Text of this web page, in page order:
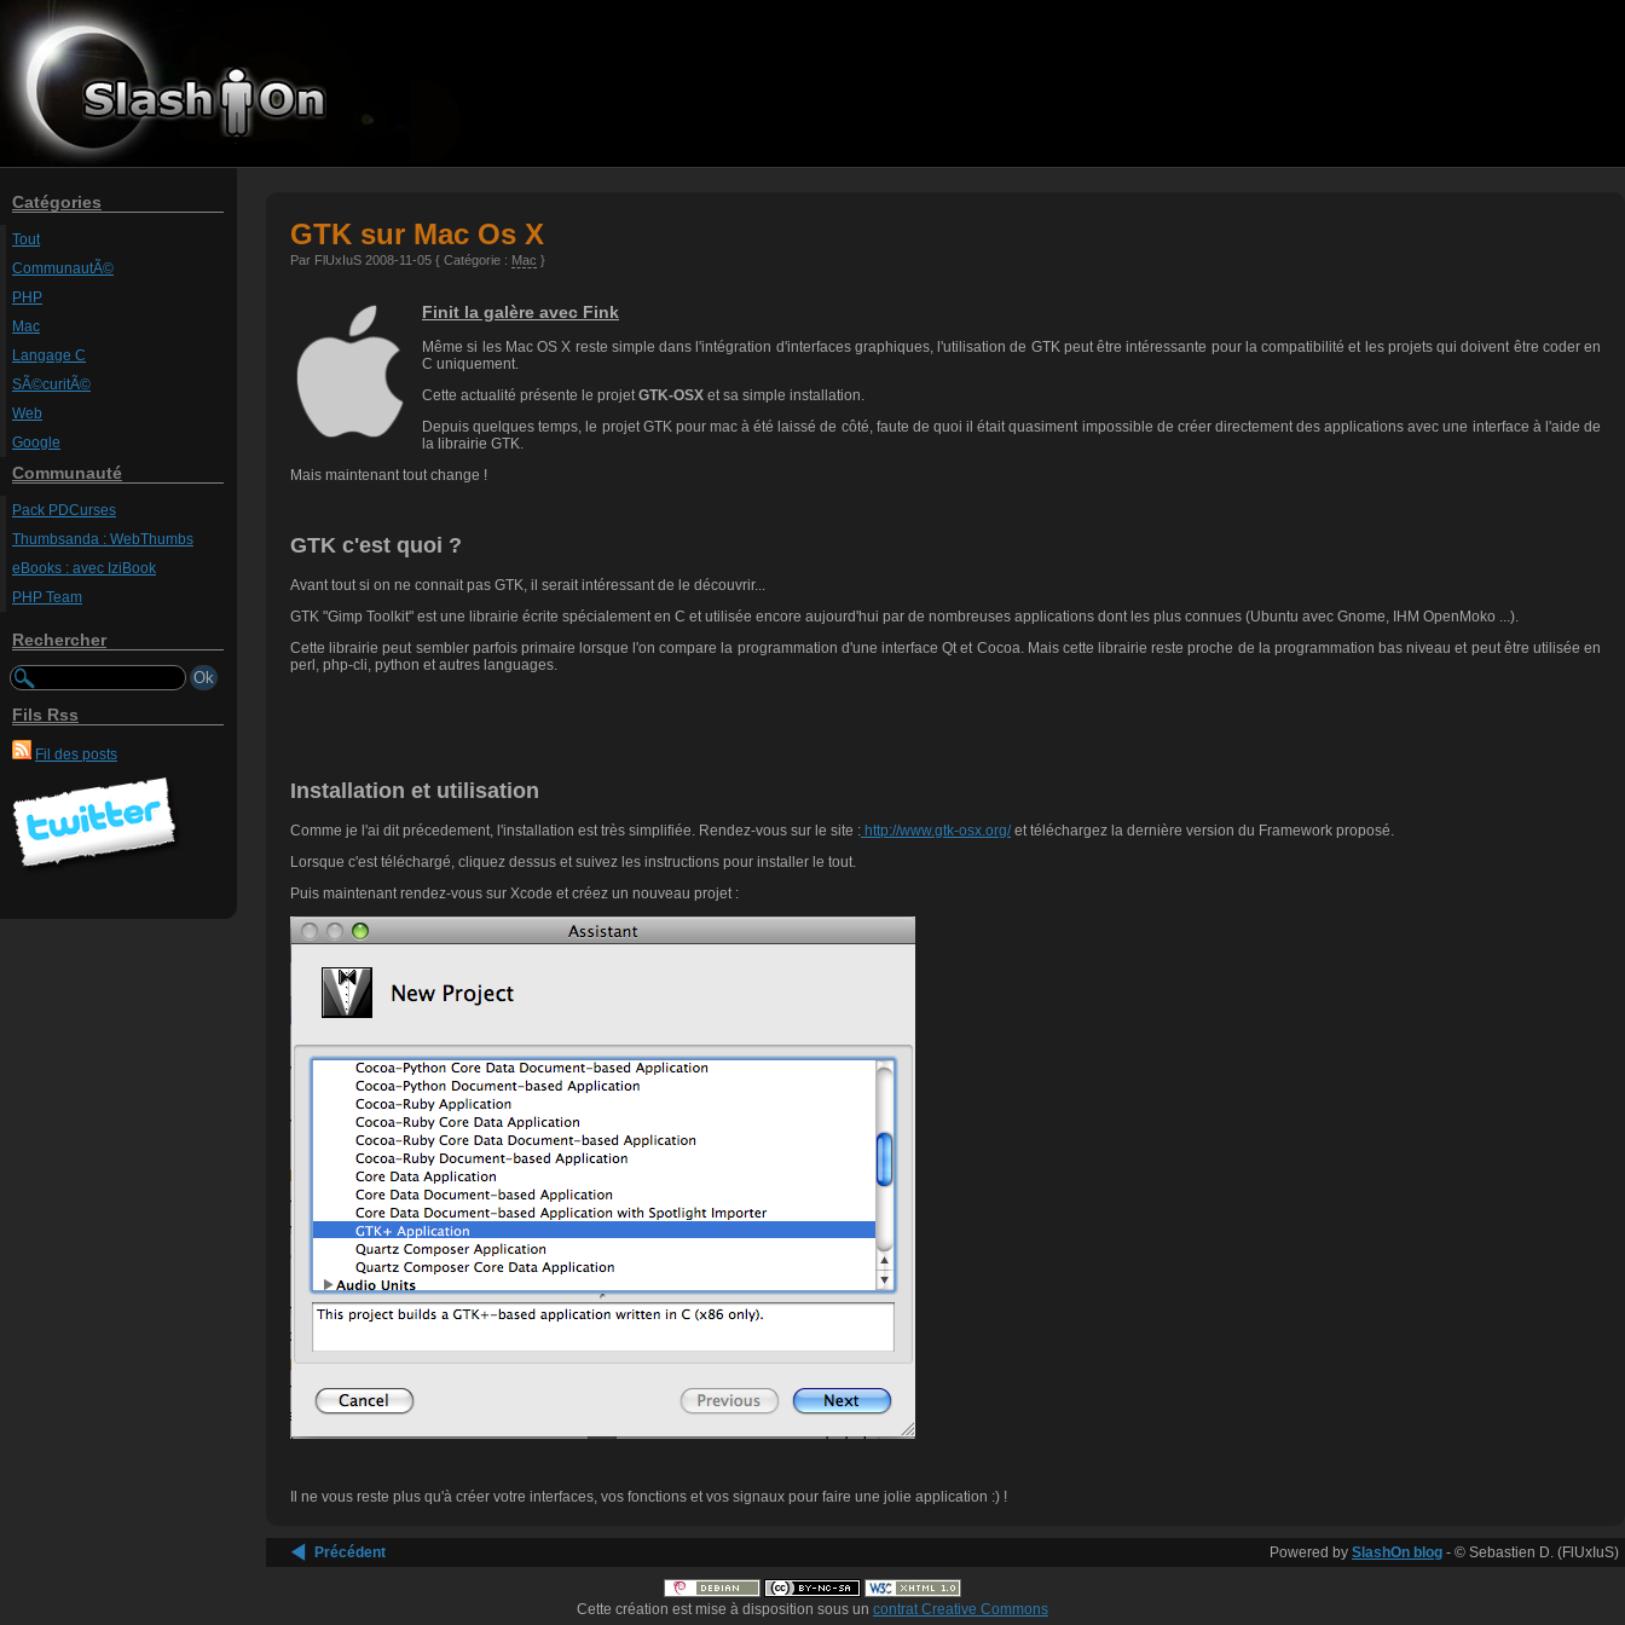
Catégories
Tout
CommunautÃ©
PHP
Mac
Langage C
SÃ©curitÃ©
Web
Google
Communauté
Pack PDCurses
Thumbsanda : WebThumbs
eBooks : avec IziBook
PHP Team
Rechercher
Fils Rss
Fil des posts
GTK sur Mac Os X
Par FlUxIuS 2008-11-05 { Catégorie : Mac }
Finit la galère avec Fink
Même si les Mac OS X reste simple dans l'intégration d'interfaces graphiques, l'utilisation de GTK peut être intéressante pour la compatibilité et les projets qui doivent être coder en
C uniquement.
Cette actualité présente le projetGTK-OSX et sa simple installation.
Depuis quelques temps, le projet GTK pour mac à été laissé de côté, faute de quoi il était quasiment impossible de créer directement des applications avec une interface à l'aide de
la librairie GTK.
Mais maintenant tout change !
GTK c'est quoi ?
Avant tout si on ne connait pas GTK, il serait intéressant de le découvrir...
GTK "Gimp Toolkit" est une librairie écrite spécialement en C et utilisée encore aujourd'hui par de nombreuses applications dont les plus connues (Ubuntu avec Gnome, IHM OpenMoko ...).
Cette librairie peut sembler parfois primaire lorsque l'on compare la programmation d'une interface Qt et Cocoa. Mais cette librairie reste proche de la programmation bas niveau et peut être utilisée en
perl, php-cli, python et autres languages.
Installation et utilisation
Comme je l'ai dit précedement, l'installation est très simplifiée. Rendez-vous sur le site : http://www.gtk-osx.org/et téléchargez la dernière version du Framework proposé.
Lorsque c'est téléchargé, cliquez dessus et suivez les instructions pour installer le tout.
Puis maintenant rendez-vous sur Xcode et créez un nouveau projet :
Il ne vous reste plus qu'à créer votre interfaces, vos fonctions et vos signaux pour faire une jolie application :) !
Powered by SlashOn blog - © Sebastien D. (FlUxIuS)
Précédent
Cette création est mise à disposition sous un contrat Creative Commons